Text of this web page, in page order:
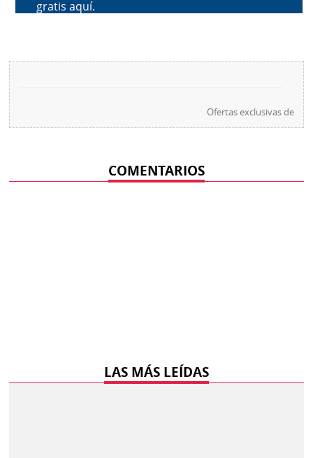
Ofertas exclusivas de
COMENTARIOS
LAS MÁS LEÍDAS